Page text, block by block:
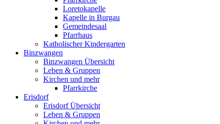
Loretokapelle
Kapelle in Burgau
Gemeindesaal
Pfarrhaus
Katholischer Kindergarten
Binzwangen
Binzwangen Übersicht
Leben & Gruppen
Kirchen und mehr
Pfarrkirche
Erisdorf
Erisdorf Übersicht
Leben & Gruppen